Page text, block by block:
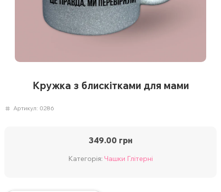
Кружка з блискітками для мами
Артикул: 0286
349.00 грн
Категорія: Чашки Глітерні